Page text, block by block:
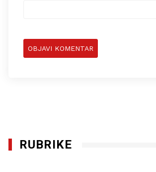
RUBRIKE